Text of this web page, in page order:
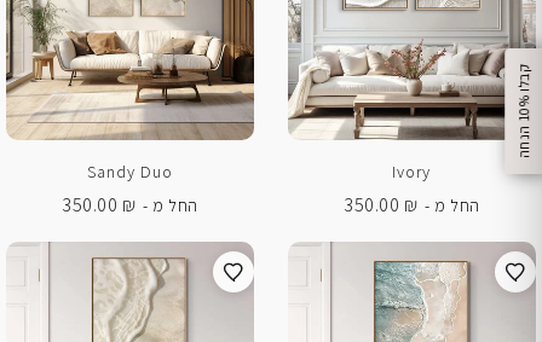
ק
ב
ל
ו
1
0
%
ה
נ
ח
ה
Ivory
החל מ -
350.00 ₪
Sandy Duo
החל מ -
350.00 ₪